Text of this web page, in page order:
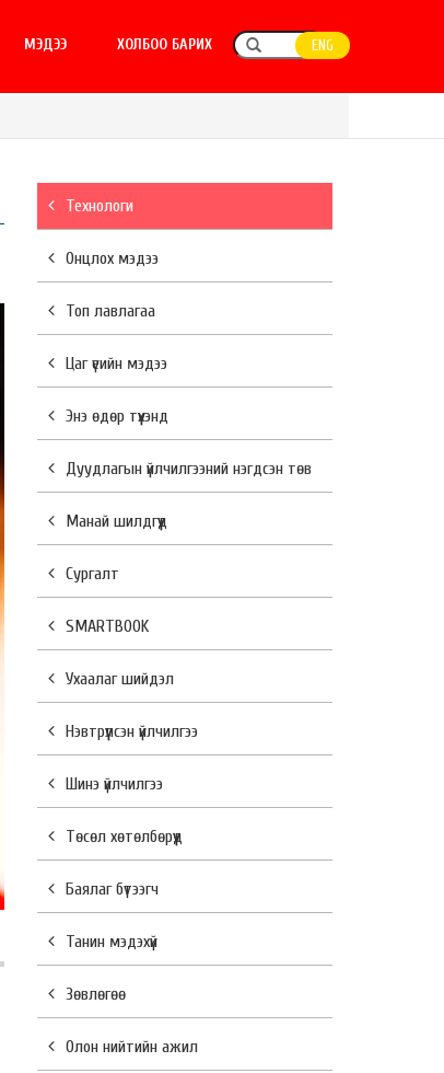
МЭДЭЭ ХОЛБОО БАРИХ ENG
Технологи
Онцлох мэдээ
Топ лавлагаа
Цаг үеийн мэдээ
Энэ өдөр түүхэнд
Дуудлагын үйлчилгээний нэгдсэн төв
Манай шилдгүүд
Сургалт
SMARTBOOK
Ухаалаг шийдэл
Нэвтрүүлсэн үйлчилгээ
Шинэ үйлчилгээ
Төсөл хөтөлбөрүүд
Баялаг бүтээгч
Танин мэдэхүй
Зөвлөгөө
Олон нийтийн ажил